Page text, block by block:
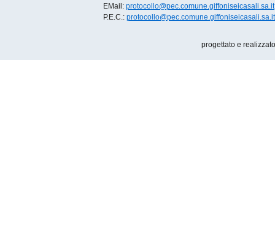
EMail: protocollo@pec.comune.giffoniseicasali.sa.it
P.E.C.: protocollo@pec.comune.giffoniseicasali.sa.it
progettato e